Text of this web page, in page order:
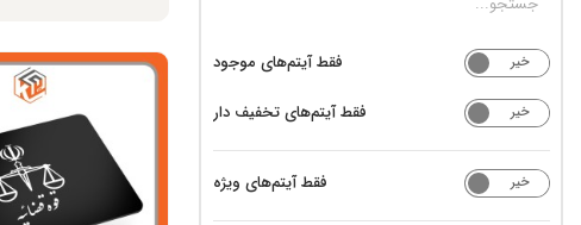
خیر فقط آیتم‌های موجود
خیر فقط آیتم‌های تخفیف دار
خیر فقط آیتم‌های ویژه